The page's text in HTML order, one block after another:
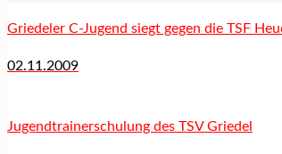
Griedeler C-Jugend siegt gegen die TSF
02.11.2009
Jugendtrainerschulung des TSV Griedel